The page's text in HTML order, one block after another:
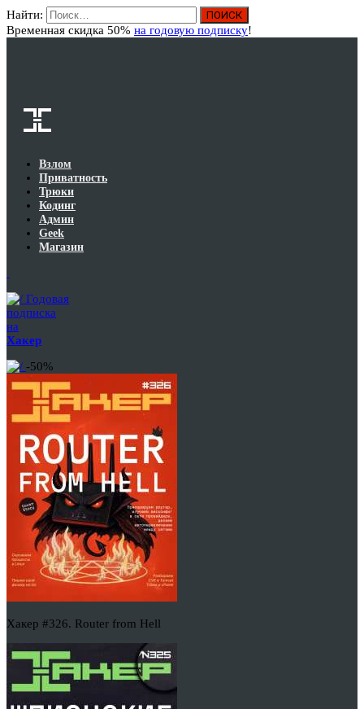
Найти:
Временная скидка 50% на годовую подписку!
Взлом
Приватность
Трюки
Кодинг
Админ
Geek
Магазин
Годовая
подписка
на
Хакер
-50%
Хакер #326. Router from Hell